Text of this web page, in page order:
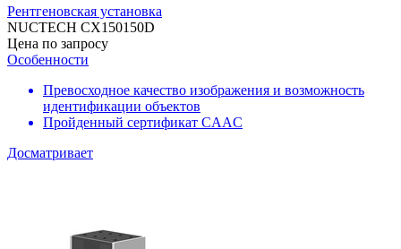
Рентгеновская установка
NUCTECH CX150150D
Цена по запросу
Особенности
Превосходное качество изображения и возможность
идентификации объектов
Пройденный сертификат CAAC
Досматривает